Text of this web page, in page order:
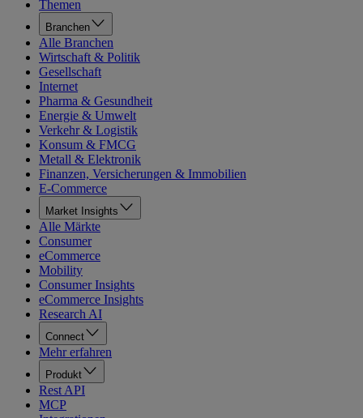
Themen
Branchen
Alle Branchen
Wirtschaft & Politik
Gesellschaft
Internet
Pharma & Gesundheit
Energie & Umwelt
Verkehr & Logistik
Konsum & FMCG
Metall & Elektronik
Finanzen, Versicherungen & Immobilien
E-Commerce
Market Insights
Alle Märkte
Consumer
eCommerce
Mobility
Consumer Insights
eCommerce Insights
Research AI
Connect
Mehr erfahren
Produkt
Rest API
MCP